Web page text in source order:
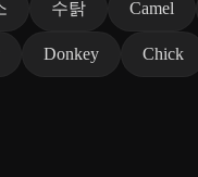
수탉 Camel
Donkey Chick